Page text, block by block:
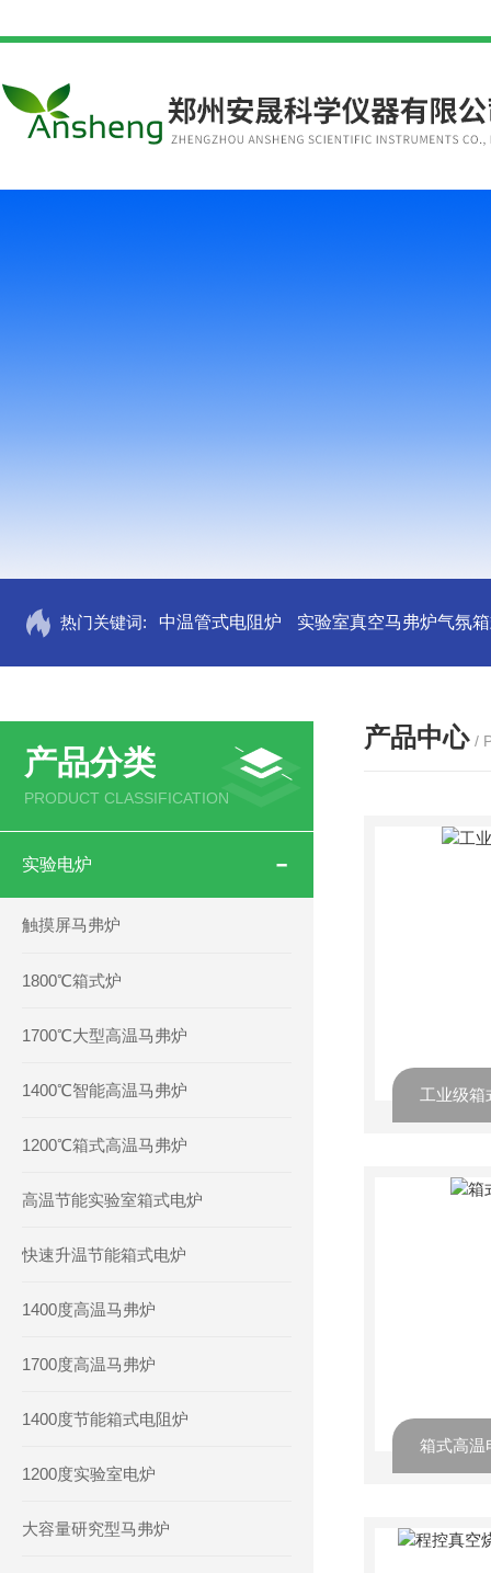
热门关键词: 中温管式电阻炉 实验室真空马弗炉气氛
产品分类
PRODUCT CLASSIFICATION
实验电炉
触摸屏马弗炉
1800℃箱式炉
1700℃大型高温马弗炉
1400℃智能高温马弗炉
1200℃箱式高温马弗炉
高温节能实验室箱式电炉
快速升温节能箱式电炉
1400度高温马弗炉
1700度高温马弗炉
1400度节能箱式电阻炉
1200度实验室电炉
大容量研究型马弗炉
产品中心 /
工业级箱
箱式高温